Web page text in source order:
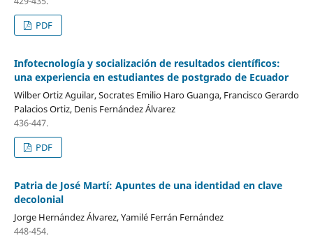
PDF
Infotecnología y socialización de resultados científicos:
una experiencia en estudiantes de postgrado de Ecuador
Wilber Ortiz Aguilar, Socrates Emilio Haro Guanga, Francisco Gerardo
Palacios Ortiz, Denis Fernández Álvarez
436-447.
PDF
Patria de José Martí: Apuntes de una identidad en clave
decolonial
Jorge Hernández Álvarez, Yamilé Ferrán Fernández
448-454.